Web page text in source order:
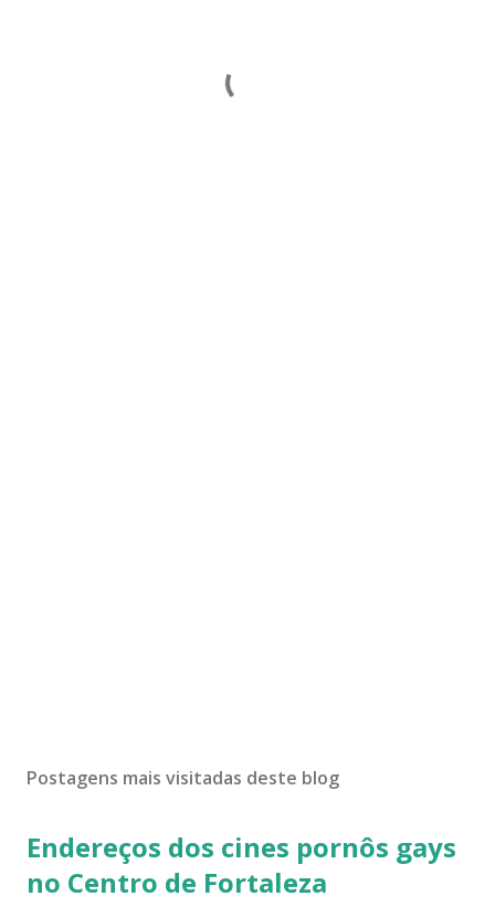
Postagens mais visitadas deste blog
Endereços dos cines pornôs gays
no Centro de Fortaleza